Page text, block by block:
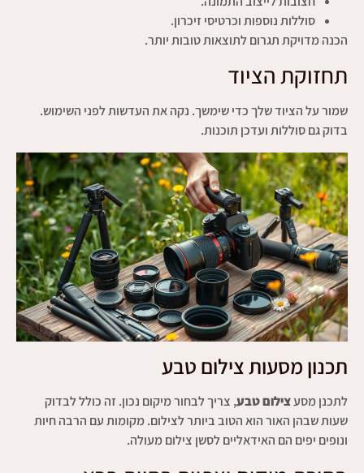
סוללות נוספות וכרטיסי זיכרון.
הכנה מדויקת תגרום לתוצאות טובות יותר.
תחזוקת הציוד
שמור על הציוד שלך כדי שימשך. נקה את העדשות לפני השימוש.
בדוק גם סוללות ועדכן תוכנות.
תכנון מסעות צילום טבע
לתכנן מסעצילום טבע, צריך לבחור מיקום נכון. זה כולל לבדוק
שעות שבהן האור הוא הטוב ביותר לצילום. מקומות עם הרבה חיות
ונופים יפים הם האידאליים לסשן צילום מעולה.